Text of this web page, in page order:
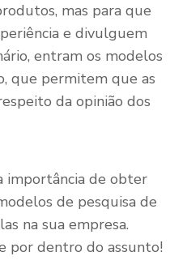
mas para que
e divulguem
entram os modelos
que permitem que as
da opinião dos
importância de obter
de pesquisa de
na sua empresa.
por dentro do assunto!